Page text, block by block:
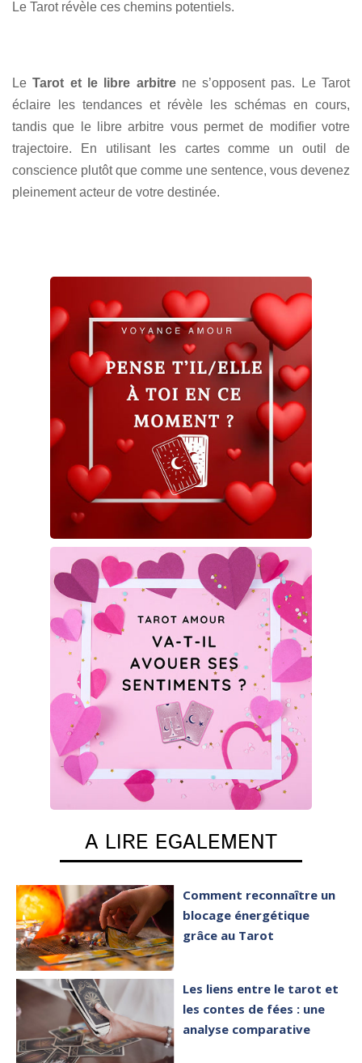
Le Tarot révèle ces chemins potentiels.
LeTarot et le libre arbitrene s’opposent pas. Le Tarot
éclaire les tendances et révèle les schémas en cours,
tandis que le libre arbitre vous permet de modifier votre
trajectoire. En utilisant les cartes comme un outil de
conscience plutôt que comme une sentence, vous devenez
pleinement acteur de votre destinée.
A LIRE EGALEMENT
Comment reconnaître un
blocage énergétique
grâce au Tarot
Les liens entre le tarot et
les contes de fées : une
analyse comparative